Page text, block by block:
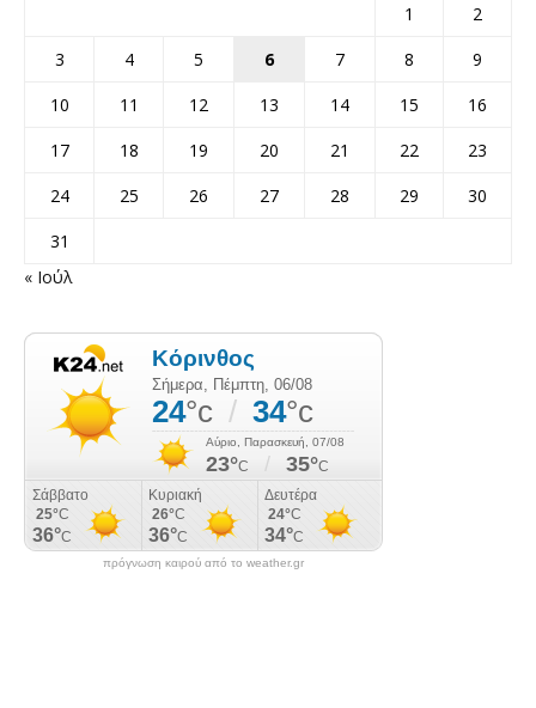
1
2
3
4 5 6 7 8
9
10
11 12 13 14 15
16
17
18 19 20 21 22
23
24
25 26 27 28 29
30
31
« Ιούλ
πρόγνωση καιρού από το weather.gr